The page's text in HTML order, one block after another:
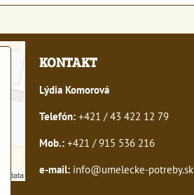
KONTAKT
Lýdia Komorová
Telefón: +421 / 43 422 12 79
Mob.: +421 / 915 536 216
e-mail: info@umelecke-potreby.sk